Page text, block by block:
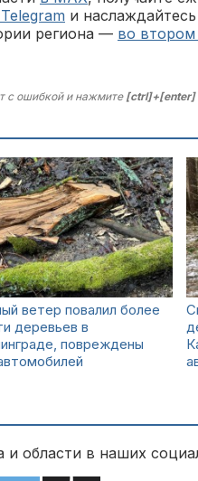
и
региона — во втором
с ошибкой и нажмите [ctrl]+[enter]
ветер повалил более
деревьев в
повреждены
области в наших